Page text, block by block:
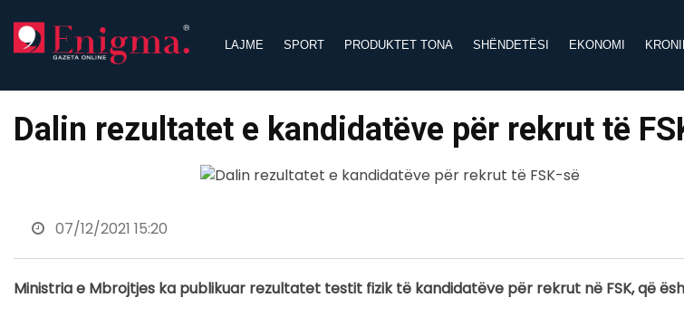
content
LAJME SPORT PRODUKTET TONA SHËNDETËSI EKONOMI
Dalin rezultatet e kandidatëve për rekrut të
07/12/2021 15:20
Ministria e Mbrojtjes ka publikuar rezultatet testit fizik të kandidatëve për rekrut në FSK, që